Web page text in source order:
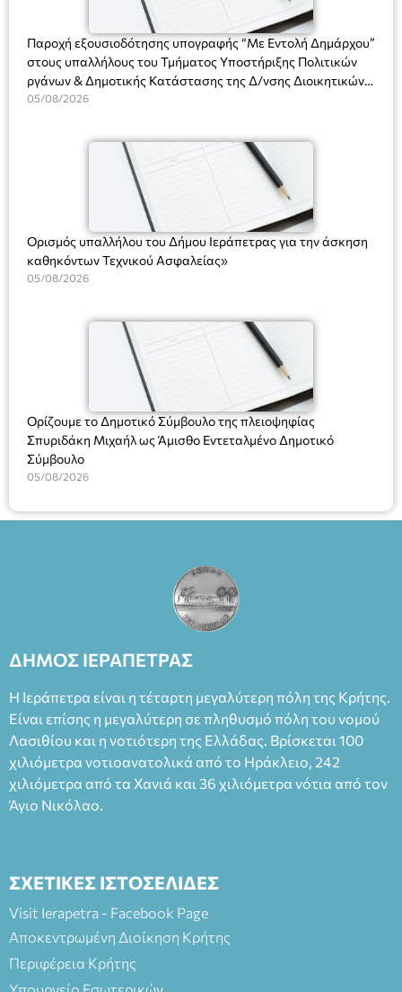
ΘΕΑΤΡΙΚΕΣ ΠΑΡΑΓΩΓΕΣ ΕΕ
Παροχή εξουσιοδότησης υπογραφής “Με Εντολή Δημάρχου”
στους υπαλλήλους του Τμήματος Υποστήριξης Πολιτικών
ργάνων & Δημοτικής Κατάστασης της Δ/νσης Διοικητικών
Υπηρεσιών για αποφάσεις, πιστοποιητικά, πράξεις και
(Ν. 5314/2026).»
05/08/2026
Ορισμός υπαλλήλου του Δήμου Ιεράπετρας για την άσκηση
καθηκόντων Τεχνικού Ασφαλείας»
05/08/2026
Ορίζουμε το Δημοτικό Σύμβουλο της πλειοψηφίας
Σπυριδάκη Μιχαήλ ως Άμισθο Εντεταλμένο Δημοτικό
Σύμβουλο
05/08/2026
ΔΗΜΟΣ ΙΕΡΑΠΕΤΡΑΣ
Η Ιεράπετρα είναι η τέταρτη μεγαλύτερη πόλη της Κρήτης.
Είναι επίσης η μεγαλύτερη σε πληθυσμό πόλη του νομού
Λασιθίου και η νοτιότερη της Ελλάδας. Βρίσκεται 100
χιλιόμετρα νοτιοανατολικά από το Ηράκλειο, 242
χιλιόμετρα από τα Χανιά και 36 χιλιόμετρα νότια από τον
Άγιο Νικόλαο.
ΣΧΕΤΙΚΕΣ ΙΣΤΟΣΕΛΙΔΕΣ
Visit Ierapetra - Facebook Page
Αποκεντρωμένη Διοίκηση Κρήτης
Περιφέρεια Κρήτης